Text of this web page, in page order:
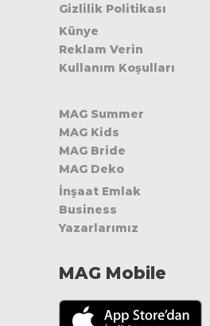
Gizlilik Politikası
Künye
Reklam Verin
Kullanım Koşulları
MAG Summer
MAG Kids
MAG Bride
MAG Deko
İnşaat Emlak
Business
Yazarlarımız
MAG Mobile